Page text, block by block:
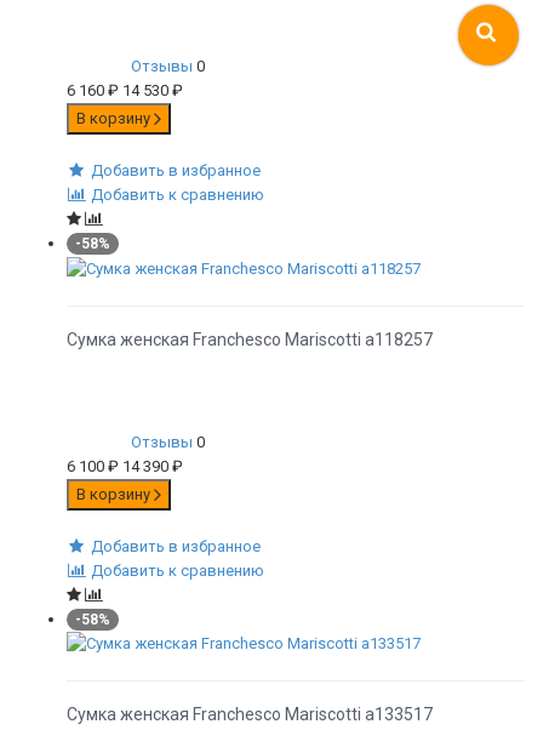
Отзывы 0
6 160 ₽ 14 530 ₽
В корзину
Добавить в избранное
Добавить к сравнению
-58%
Сумка женская Franchesco Mariscotti а118257
Отзывы 0
6 100 ₽ 14 390 ₽
В корзину
Добавить в избранное
Добавить к сравнению
-58%
Сумка женская Franchesco Mariscotti а133517